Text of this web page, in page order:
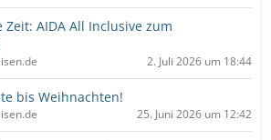
AIDA All Inclusive zum
2. Juli 2026 um 18:44
bis Weihnachten!
25. Juni 2026 um 12:42